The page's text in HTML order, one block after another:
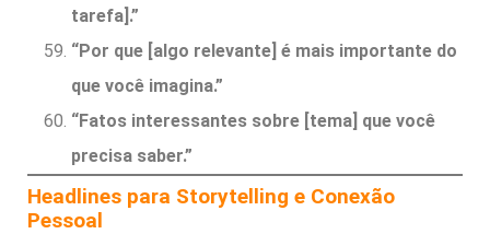
tarefa].”
“Por que [algo relevante] é mais importante do
que você imagina.”
“Fatos interessantes sobre [tema] que você
precisa saber.”
Headlines para Storytelling e Conexão
Pessoal